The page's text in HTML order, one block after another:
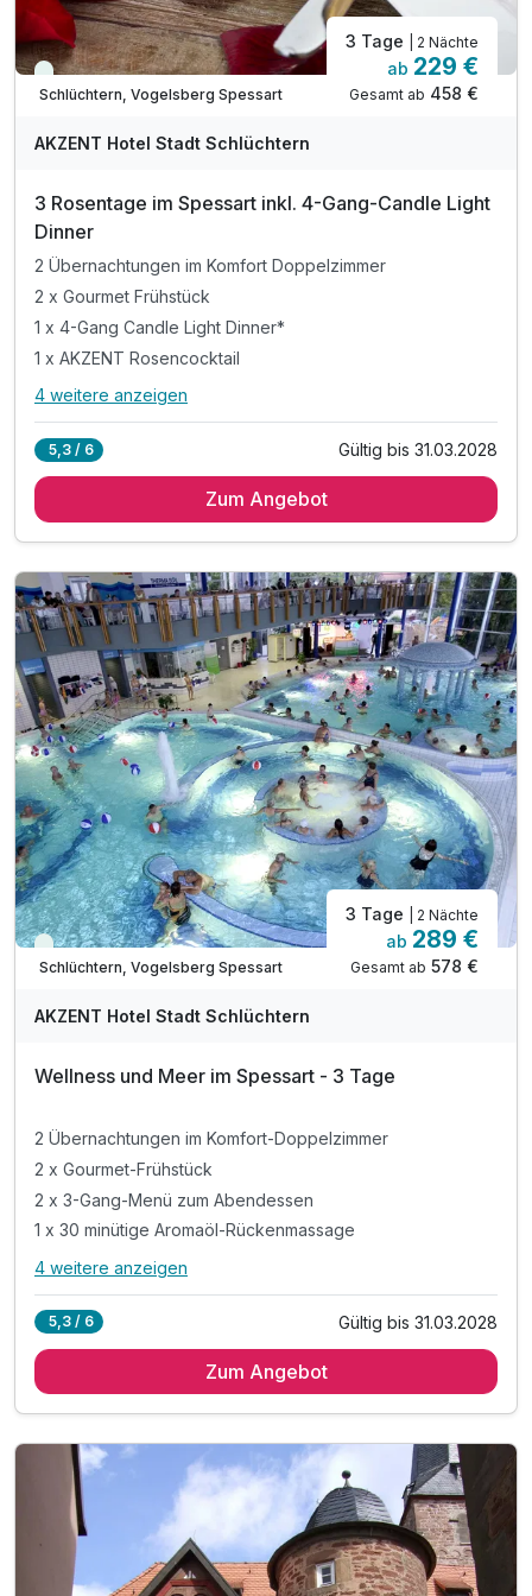
Immer verfügbar
Schlüchtern, Vogelsberg Spessart
3 Tage | 2 Nächte
ab 229 €
Gesamt ab 458 €
AKZENT Hotel Stadt Schlüchtern
3 Rosentage im Spessart inkl. 4-Gang-Candle Light
Dinner
2 Übernachtungen im Komfort Doppelzimmer
2 x Gourmet Frühstück
1 x 4-Gang Candle Light Dinner*
1 x AKZENT Rosencocktail
Alle Inklusivleistungen
2 x Gourmet Frühstück
1 x süßes Abschiedspräsent
inkl. Edelrosenstrauß zur Begrüßung auf dem Zimmer
inkl. Flasche Sekt zur Begrüßung auf dem Zimmer
inkl. W-Lan
4 weitere anzeigen
5,3 / 6 Gültig bis 31.03.2028
Zum Angebot
Immer verfügbar
Schlüchtern, Vogelsberg Spessart
3 Tage | 2 Nächte
ab 289 €
Gesamt ab 578 €
AKZENT Hotel Stadt Schlüchtern
Wellness und Meer im Spessart - 3 Tage
2 Übernachtungen im Komfort-Doppelzimmer
2 x Gourmet-Frühstück
2 x 3-Gang-Menü zum Abendessen
1 x 30 minütige Aromaöl-Rückenmassage
Alle Inklusivleistungen
2 x Gourmet-Frühstück
1 x Besuch der "Tote Meer Salzgrotte"
1 x Tageskarte Spessarttherme Salmünster
1 x Begrüßungscocktail
inkl. Nutzung WLAN
4 weitere anzeigen
5,3 / 6 Gültig bis 31.03.2028
Zum Angebot